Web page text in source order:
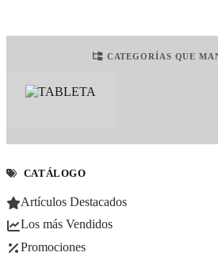
CATEGORÍAS QUE
CATÁLOGO
Artículos Destacados
Los más Vendidos
Promociones